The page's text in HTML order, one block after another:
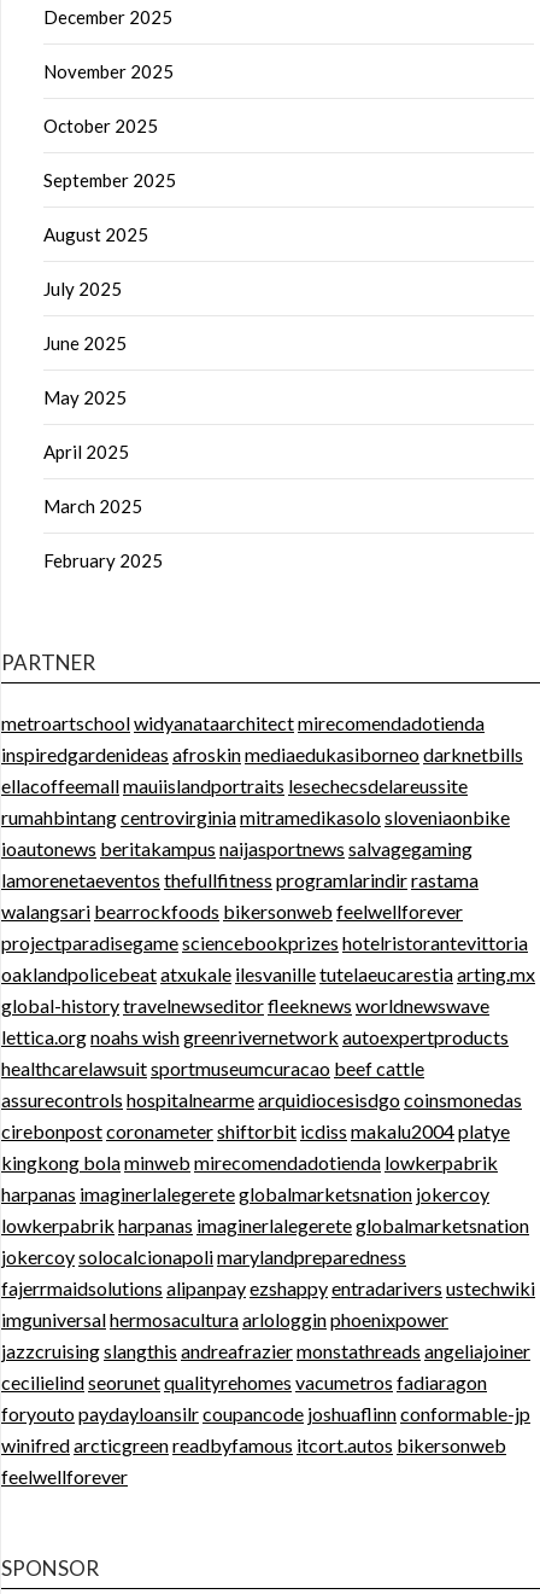
December 2025
November 2025
October 2025
September 2025
August 2025
July 2025
June 2025
May 2025
April 2025
March 2025
February 2025
PARTNER
metroartschoolwidyanataarchitectmirecomendadotienda
inspiredgardenideas afroskinmediaedukasiborneodarknetbills
ellacoffeemallmauiislandportraits lesechecsdelareussite
rumahbintangcentrovirginiamitramedikasolosloveniaonbike
ioautonews beritakampus naijasportnews salvagegaming
lamorenetaeventos thefullfitness programlarindirrastama
walangsari bearrockfoods bikersonweb feelwellforever
projectparadisegamesciencebookprizes hotelristorantevittoria
oaklandpolicebeatatxukale ilesvanilletutelaeucarestiaarting.mx
global-historytravelnewseditorfleeknews worldnewswave
lettica.orgnoahs wishgreenrivernetwork autoexpertproducts
healthcarelawsuitsportmuseumcuracao beef cattle
assurecontrols hospitalnearmearquidiocesisdgocoinsmonedas
cirebonpostcoronametershiftorbit icdiss makalu2004platye
kingkong bolaminweb mirecomendadotienda lowkerpabrik
harpanas imaginerlalegereteglobalmarketsnation jokercoy
lowkerpabrik harpanas imaginerlalegereteglobalmarketsnation
jokercoysolocalcionapolimarylandpreparedness
fajerrmaidsolutions alipanpayezshappyentradarivers ustechwiki
imguniversalhermosaculturaarlologginphoenixpower
jazzcruisingslangthis andreafraziermonstathreads angeliajoiner
cecilielindseorunetqualityrehomes vacumetros fadiaragon
foryoutopaydayloansilrcoupancode joshuaflinnconformable-jp
winifredarcticgreenreadbyfamous itcort.autos bikersonweb
feelwellforever
SPONSOR